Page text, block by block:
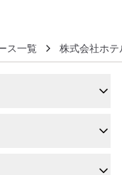
―』を上映！
ス一覧 株式会社ホテ